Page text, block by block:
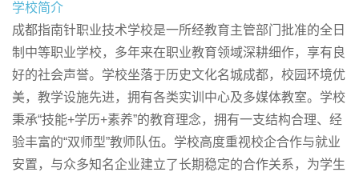
学校简介
成都指南针职业技术学校是一所经教育主管部门批准的全日
制中等职业学校，多年来在职业教育领域深耕细作，享有良
好的社会声誉。学校坐落于历史文化名城成都，校园环境优
美，教学设施先进，拥有各类实训中心及多媒体教室。学校
秉承“技能+学历+素养”的教育理念，拥有一支结构合理、经
验丰富的“双师型”教师队伍。学校高度重视校企合作与就业
安置，与众多知名企业建立了长期稳定的合作关系，为学生